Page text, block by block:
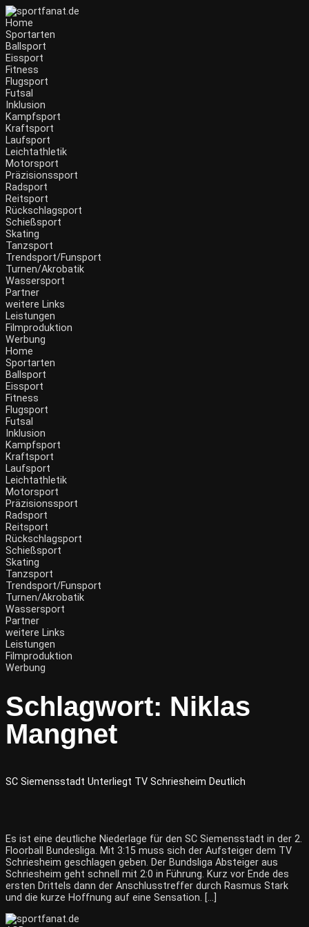
Home
Sportarten
Ballsport
Eissport
Fitness
Flugsport
Futsal
Inklusion
Kampfsport
Kraftsport
Laufsport
Leichtathletik
Motorsport
Präzisionssport
Radsport
Reitsport
Rückschlagsport
Schießsport
Skating
Tanzsport
Trendsport/Funsport
Turnen/Akrobatik
Wassersport
Partner
weitere Links
Leistungen
Filmproduktion
Werbung
Home
Sportarten
Ballsport
Eissport
Fitness
Flugsport
Futsal
Inklusion
Kampfsport
Kraftsport
Laufsport
Leichtathletik
Motorsport
Präzisionssport
Radsport
Reitsport
Rückschlagsport
Schießsport
Skating
Tanzsport
Trendsport/Funsport
Turnen/Akrobatik
Wassersport
Partner
weitere Links
Leistungen
Filmproduktion
Werbung
Schlagwort: Niklas
Mangnet
SC Siemensstadt Unterliegt TV Schriesheim Deutlich
Es ist eine deutliche Niederlage für den SC Siemensstadt in der 2.
Floorball Bundesliga. Mit 3:15 muss sich der Aufsteiger dem TV
Schriesheim geschlagen geben. Der Bundsliga Absteiger aus
Schriesheim geht schnell mit 2:0 in Führung. Kurz vor Ende des
ersten Drittels dann der Anschlusstreffer durch Rasmus Stark
und die kurze Hoffnung auf eine Sensation. […]